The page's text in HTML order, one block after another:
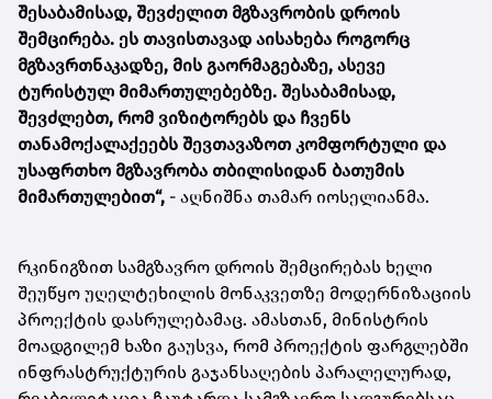
შესაბამისად, შევძელით მგზავრობის დროის
შემცირება. ეს თავისთავად აისახება როგორც
მგზავრთნაკადზე, მის გაორმაგებაზე, ასევე
ტურისტულ მიმართულებებზე. შესაბამისად,
შევძლებთ, რომ ვიზიტორებს და ჩვენს
თანამოქალაქეებს შევთავაზოთ კომფორტული და
უსაფრთხო მგზავრობა თბილისიდან ბათუმის
მიმართულებით“, - აღნიშნა თამარ იოსელიანმა.
რკინიგზით სამგზავრო დროის შემცირებას ხელი
შეუწყო უღელტეხილის მონაკვეთზე მოდერნიზაციის
პროექტის დასრულებამაც. ამასთან, მინისტრის
მოადგილემ ხაზი გაუსვა, რომ პროექტის ფარგლებში
ინფრასტრუქტურის გაჯანსაღების პარალელურად,